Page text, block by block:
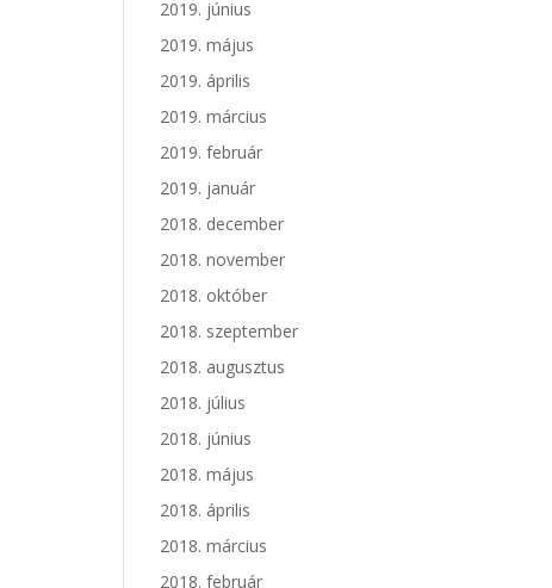
2019. június
2019. május
2019. április
2019. március
2019. február
2019. január
2018. december
2018. november
2018. október
2018. szeptember
2018. augusztus
2018. július
2018. június
2018. május
2018. április
2018. március
2018. február